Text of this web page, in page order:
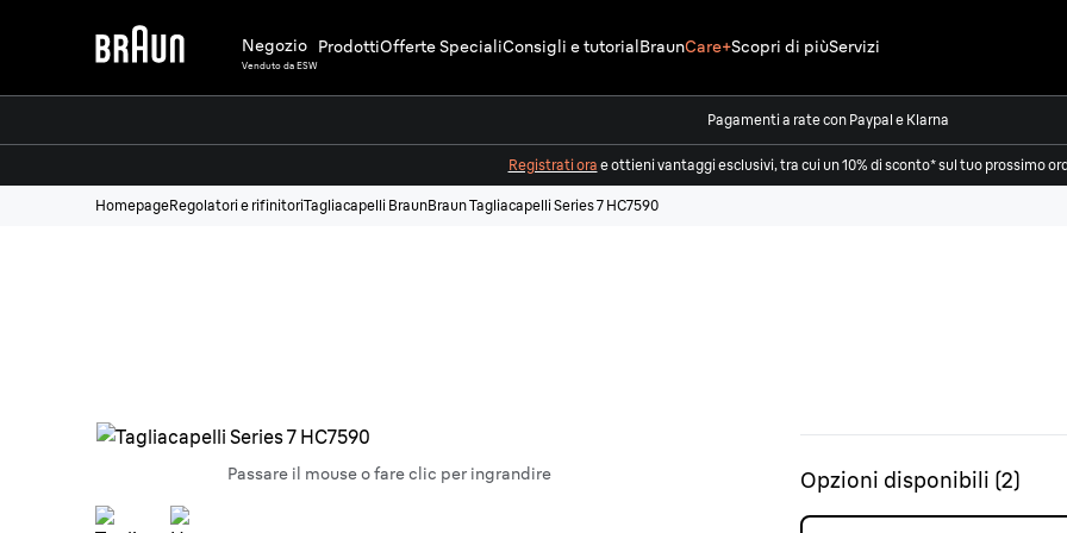
Negozio
Venduto da ESW
ProdottiOfferte SpecialiConsigli e tutorialBraunCare+Scopri di piùServizi
Pagamenti a rate con Paypal e Klarna
Registrati ora e ottieni vantaggi esclusivi, tra cui un 10% di sconto* sul tuo prossimo
HomepageRegolatori e rifinitoriTagliacapelli BraunBraun Tagliacapelli Series 7 HC7590
Passare il mouse o fare clic per ingrandire Opzioni disponibili (2)